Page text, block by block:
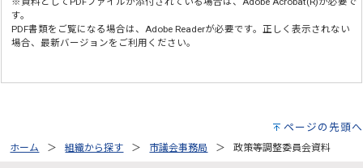
す。
PDF書類をご覧になる場合は、Adobe Readerが必要です。正しく表示されない
場合、最新バージョンをご利用ください。
ページの先頭へ
ホーム 組織から探す 市議会事務局 政策等調整委員会資料